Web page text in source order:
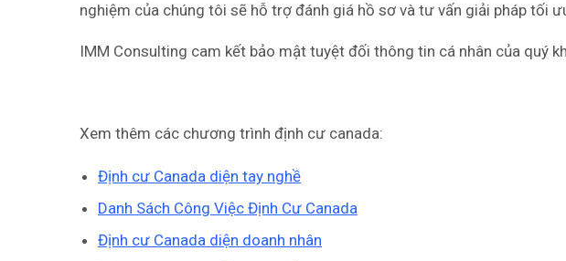
nghiệm của chúng tôi sẽ hỗ trợ đánh giá hồ sơ và tư vấn giải pháp tối
IMM Consulting cam kết bảo mật tuyệt đối thông tin cá nhân của quý
Xem thêm các chương trình định cư canada:
Định cư Canada diện tay nghề
Danh Sách Công Việc Định Cư Canada
Định cư Canada diện doanh nhân